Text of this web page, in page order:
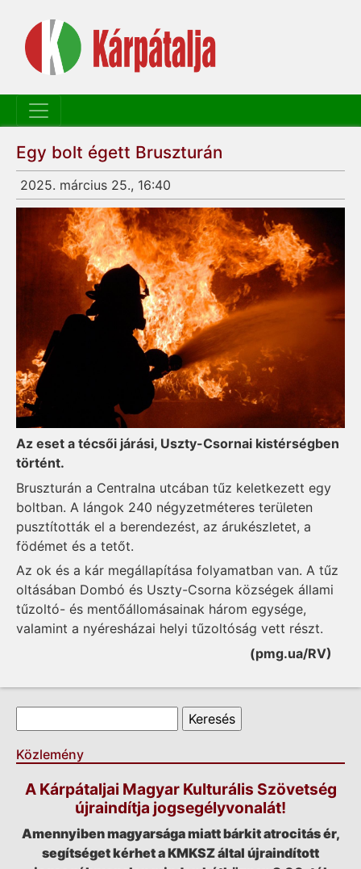
Egy bolt égett Bruszturán
2025. március 25., 16:40
Az eset a técsői járási, Uszty-Csornai kistérségben
történt.
Bruszturán a Centralna utcában tűz keletkezett egy
boltban. A lángok 240 négyzetméteres területen
pusztították el a berendezést, az árukészletet, a
födémet és a tetőt.
Az ok és a kár megállapítása folyamatban van. A tűz
oltásában Dombó és Uszty-Csorna községek állami
tűzoltó- és mentőállomásainak három egysége,
valamint a nyéresházai helyi tűzoltóság vett részt.
(pmg.ua/RV)
Keresés űrlap
Közlemény
A Kárpátaljai Magyar Kulturális Szövetség
újraindítja jogsegélyvonalát!
Amennyiben magyarsága miatt bárkit atrocitás ér,
segítséget kérhet a KMKSZ által újraindított